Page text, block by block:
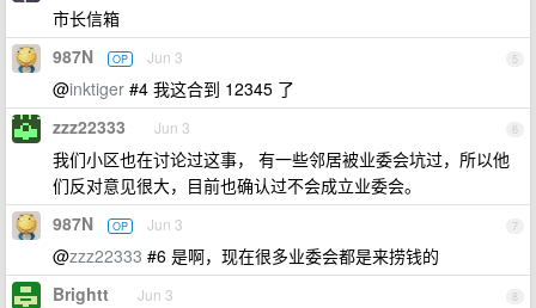
市长信箱
5
987N OP Jun 3
@inktiger #4 我这合到 12345 了
6
zzz22333 Jun 3
我们小区也在讨论过这事， 有一些邻居被业委会坑过，所以他
们反对意见很大，目前也确认过不会成立业委会。
7
987N OP Jun 3
@zzz22333 #6 是啊，现在很多业委会都是来捞钱的
8
Brightt Jun 3